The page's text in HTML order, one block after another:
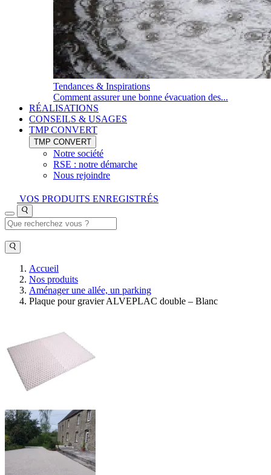
Tendances & Inspirations
Comment assurer une bonne évacuation des...
RÉALISATIONS
CONSEILS & USAGES
TMP CONVERT
TMP CONVERT
Notre société
RSE : notre démarche
Nous rejoindre
VOS PRODUITS ENREGISTRÉS
Accueil
Nos produits
Aménager une allée, un parking
Plaque pour gravier ALVEPLAC double – Blanc